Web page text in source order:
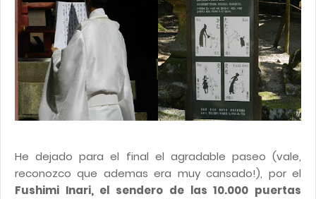
He dejado para el final el agradable paseo (vale,
reconozco que ademas era muy cansado!), por el
Fushimi Inari, el sendero de las 10.000 puertas